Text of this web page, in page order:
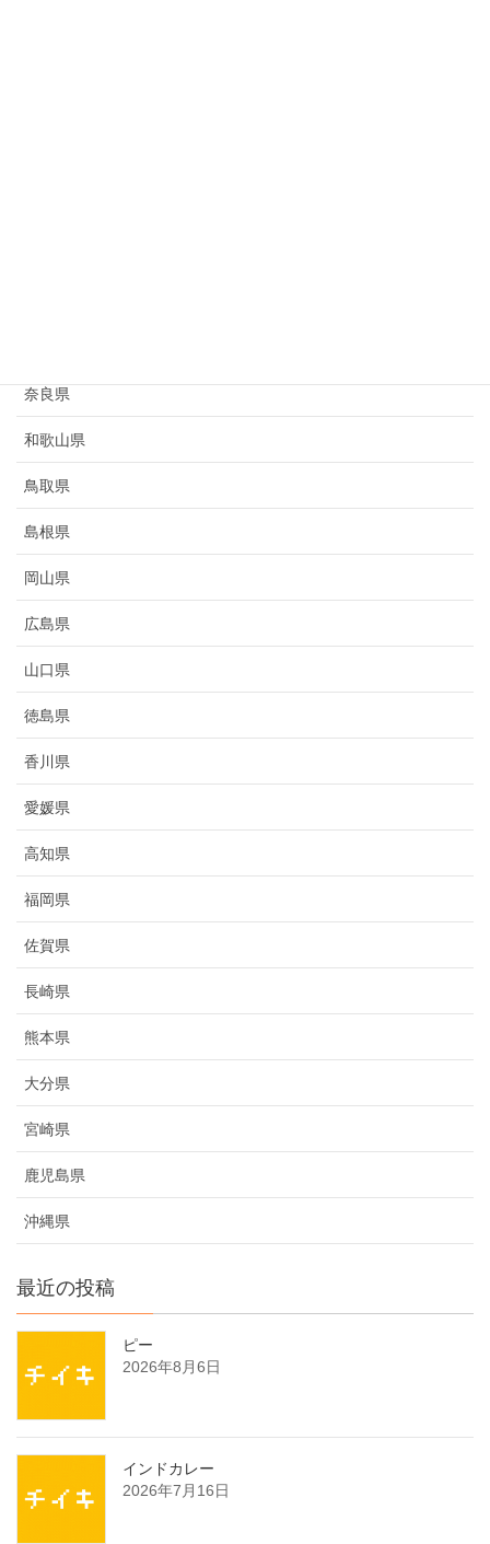
奈良県
和歌山県
鳥取県
島根県
岡山県
広島県
山口県
徳島県
香川県
愛媛県
高知県
福岡県
佐賀県
長崎県
熊本県
大分県
宮崎県
鹿児島県
沖縄県
最近の投稿
ピー
2026年8月6日
インドカレー
2026年7月16日